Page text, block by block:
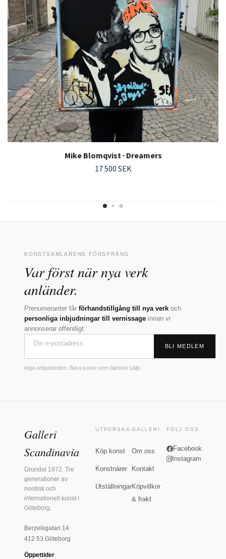
Mike Blomqvist · Dreamers
17 500 SEK
KONSTSAMLARENS FÖRSPRÅNG
Var först när nya verk
anländer.
Prenumeranter får förhandstillgång till nya verk och
personliga inbjudningar till vernissage innan vi
annonserar offentligt.
BLI MEDLEM
Inga erbjudanden. Bara konst som faktiskt säljs.
Galleri
Scandinavia
Grundat 1972. Tre
generationer av
nordisk och
internationell konst i
Göteborg.
Berzeliigatan 14
412 53 Göteborg
Öppettider
UTFORSKA
Köp konst
Konstnärer
Utställningar
GALLERI
Om oss
Kontakt
Köpvillkor
& frakt
FÖLJ OSS
Facebook
Instagram